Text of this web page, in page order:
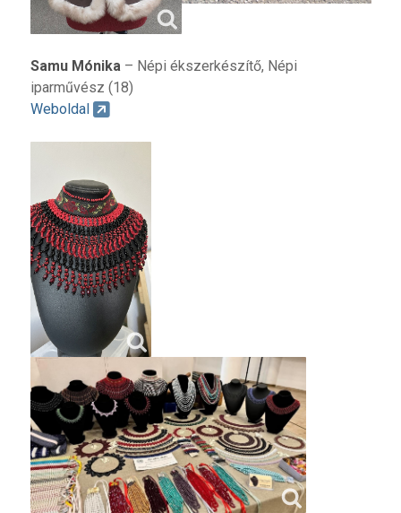
Samu Mónika– Népi ékszerkészítő, Népi
iparművész (18)
Weboldal